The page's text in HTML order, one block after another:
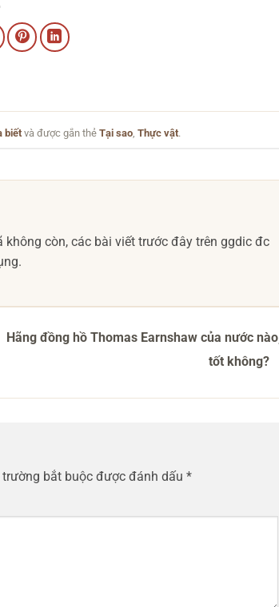
biếtvà được gắn thẻTại sao ,Thực vật.
còn, các bài viết trước đây trên ggdic đc
Hãng đồng hồ Thomas Earnshaw của nước
tốt không?
trường bắt buộc được đánh dấu *